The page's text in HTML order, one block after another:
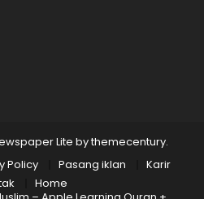
Lite bythemecentury.
Policy Pasang iklan
Karir
Home